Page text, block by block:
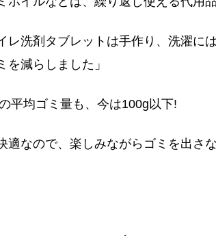
レ洗剤タブレットは手作り、洗濯に
を減らしました」
平均ゴミ量も、今は100g以下!
適なので、楽しみながらゴミを出さ